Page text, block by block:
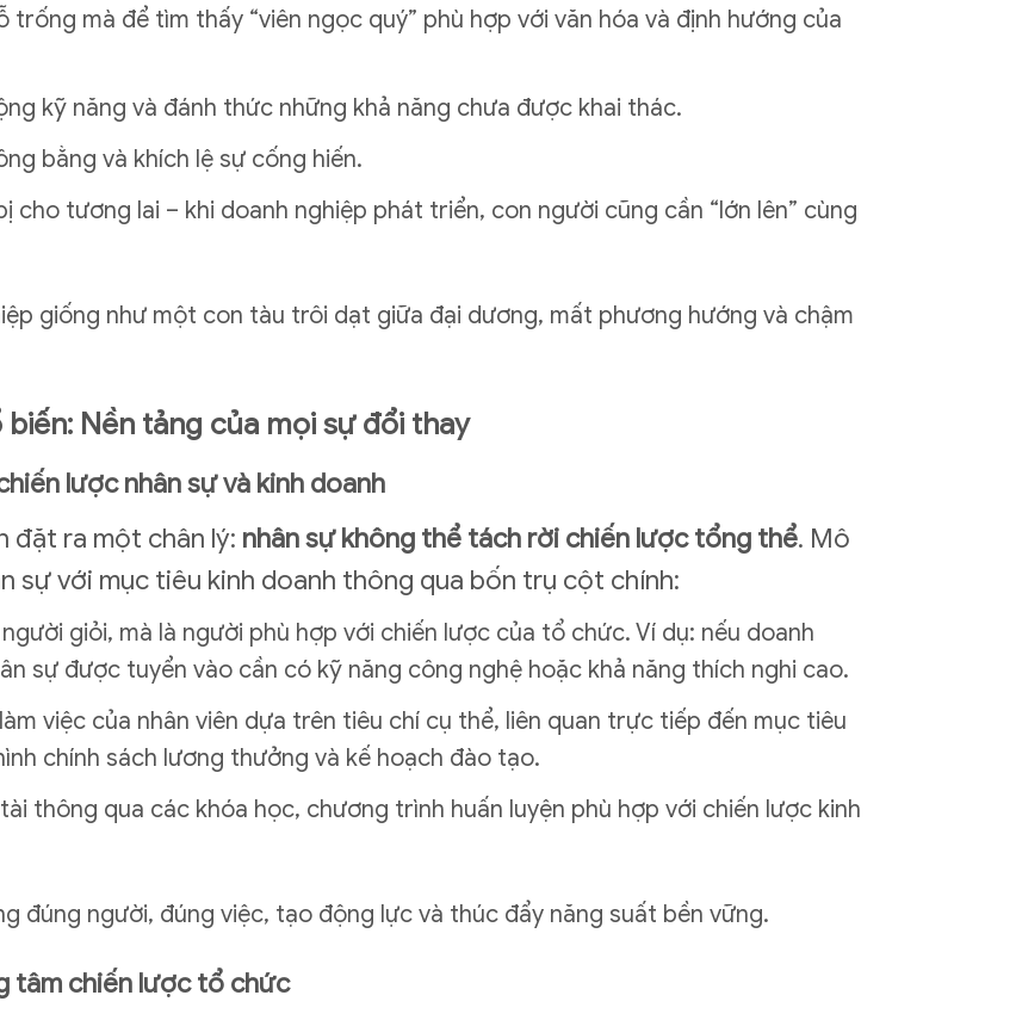
trống mà để tìm thấy “viên ngọc quý” phù hợp với văn hóa và định hướng của
kỹ năng và đánh thức những khả năng chưa được khai thác.
bằng và khích lệ sự cống hiến.
cho tương lai – khi doanh nghiệp phát triển, con người cũng cần “lớn lên” cùng
giống như một con tàu trôi dạt giữa đại dương, mất phương hướng và chậm
Nền tảng của mọi sự đổi thay
lược nhân sự và kinh doanh
đặt ra một chân lý: nhân sự không thể tách rời chiến lược tổng thể. Mô
sự với mục tiêu kinh doanh thông qua bốn trụ cột chính:
giỏi, mà là người phù hợp với chiến lược của tổ chức. Ví dụ: nếu doanh
sự được tuyển vào cần có kỹ năng công nghệ hoặc khả năng thích nghi cao.
việc của nhân viên dựa trên tiêu chí cụ thể, liên quan trực tiếp đến mục tiêu
chính sách lương thưởng và kế hoạch đào tạo.
thông qua các khóa học, chương trình huấn luyện phù hợp với chiến lược kinh
đúng người, đúng việc, tạo động lực và thúc đẩy năng suất bền vững.
tâm chiến lược tổ chức